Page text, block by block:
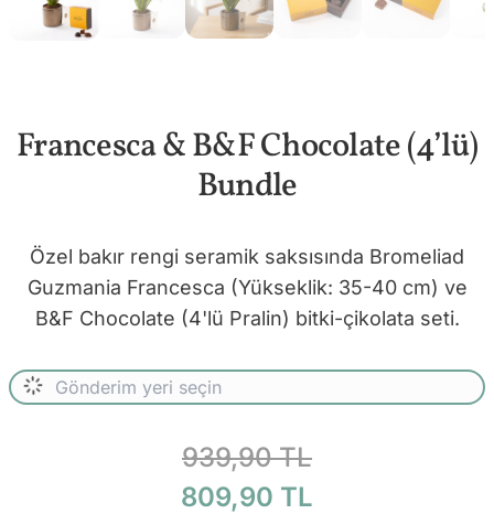
Francesca & B&F Chocolate (4’lü)
Bundle
Özel bakır rengi seramik saksısında Bromeliad
Guzmania Francesca (Yükseklik: 35-40 cm) ve
B&F Chocolate (4'lü Pralin) bitki-çikolata seti.
939,90 TL
809,90 TL